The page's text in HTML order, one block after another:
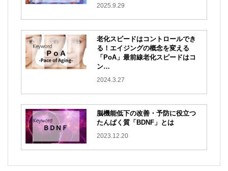
2025.9.29
老化スピードはコントロールでき
る！ エイジングの概念を変える
「PoA」最前線老化スピードはコ
ン…
2024.3.27
脳機能低下の改善・予防に役立つ
たんぱく質「BDNF」とは
2023.12.20